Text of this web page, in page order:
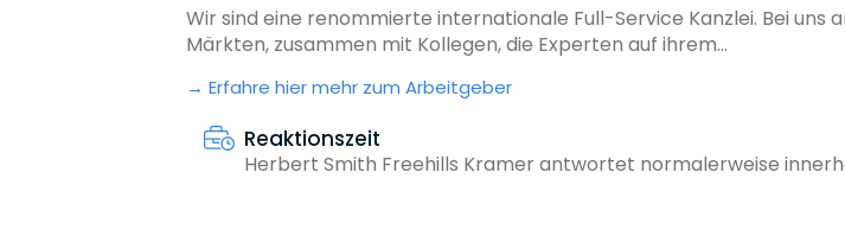
Wir sind eine renommierte internationale Full-Service Kanzlei. Bei
Märkten, zusammen mit Kollegen, die Experten auf ihrem...
Erfahre hier mehr zum Arbeitgeber
Reaktionszeit
Herbert Smith Freehills Kramer antwortet normalerweise